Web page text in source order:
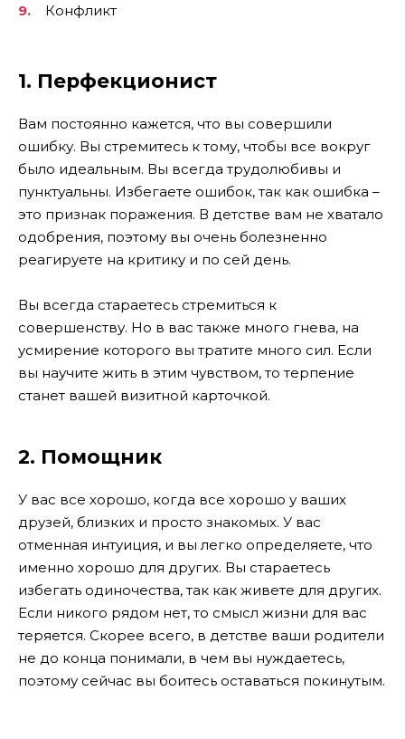
Конфликт
1. Перфекционист
Вам постоянно кажется, что вы совершили
ошибку. Вы стремитесь к тому, чтобы все вокруг
было идеальным. Вы всегда трудолюбивы и
пунктуальны. Избегаете ошибок, так как ошибка –
это признак поражения. В детстве вам не хватало
одобрения, поэтому вы очень болезненно
реагируете на критику и по сей день.
Вы всегда стараетесь стремиться к
совершенству. Но в вас также много гнева, на
усмирение которого вы тратите много сил. Если
вы научите жить в этим чувством, то терпение
станет вашей визитной карточкой.
2. Помощник
У вас все хорошо, когда все хорошо у ваших
друзей, близких и просто знакомых. У вас
отменная интуиция, и вы легко определяете, что
именно хорошо для других. Вы стараетесь
избегать одиночества, так как живете для других.
Если никого рядом нет, то смысл жизни для вас
теряется. Скорее всего, в детстве ваши родители
не до конца понимали, в чем вы нуждаетесь,
поэтому сейчас вы боитесь оставаться покинутым.